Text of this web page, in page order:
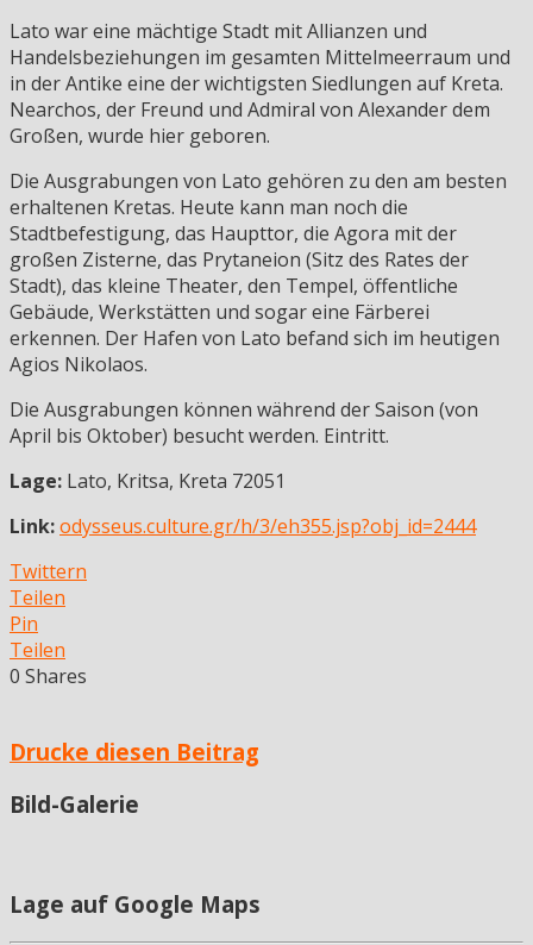
Lato war eine mächtige Stadt mit Allianzen und
Handelsbeziehungen im gesamten Mittelmeerraum und
in der Antike eine der wichtigsten Siedlungen auf Kreta.
Nearchos, der Freund und Admiral von Alexander dem
Großen, wurde hier geboren.
Die Ausgrabungen von Lato gehören zu den am besten
erhaltenen Kretas. Heute kann man noch die
Stadtbefestigung, das Haupttor, die Agora mit der
großen Zisterne, das Prytaneion (Sitz des Rates der
Stadt), das kleine Theater, den Tempel, öffentliche
Gebäude, Werkstätten und sogar eine Färberei
erkennen. Der Hafen von Lato befand sich im heutigen
Agios Nikolaos.
Die Ausgrabungen können während der Saison (von
April bis Oktober) besucht werden. Eintritt.
Lage: Lato, Kritsa, Kreta 72051
Link:odysseus.culture.gr/h/3/eh355.jsp?obj_id=2444
Twittern
Teilen
Pin
Teilen
0 Shares
Drucke diesen Beitrag
Bild-Galerie
Lage auf Google Maps